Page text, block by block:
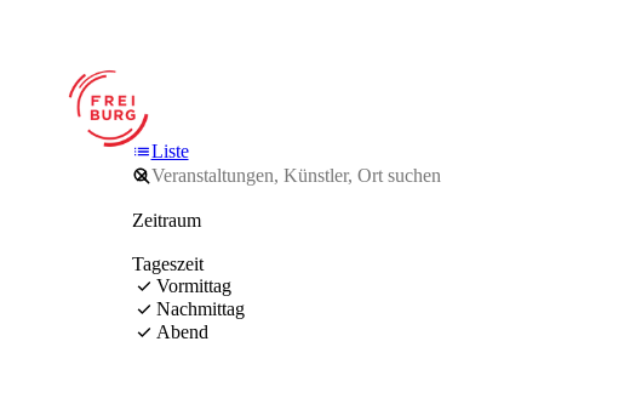
Liste
Zeitraum
Tageszeit
Vormittag
Nachmittag
Abend